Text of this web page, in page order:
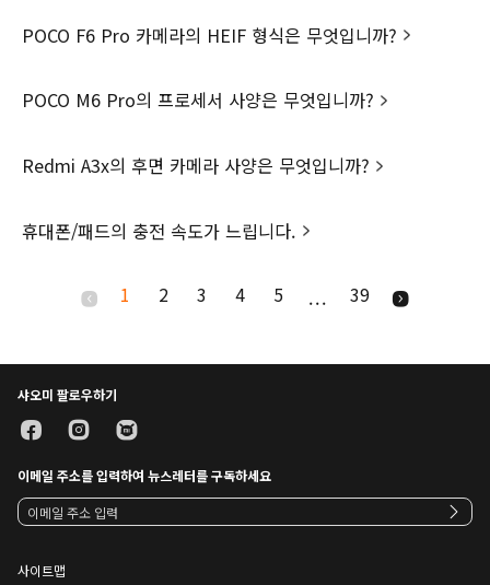
POCO F6 Pro 카메라의 HEIF 형식은 무엇입니까?
POCO M6 Pro의 프로세서 사양은 무엇입니까?
Redmi A3x의 후면 카메라 사양은 무엇입니까?
휴대폰/패드의 충전 속도가 느립니다.
1 2 3 4 5 ... 39
샤오미 팔로우하기
이메일 주소를 입력하여 뉴스레터를 구독하세요
사이트맵